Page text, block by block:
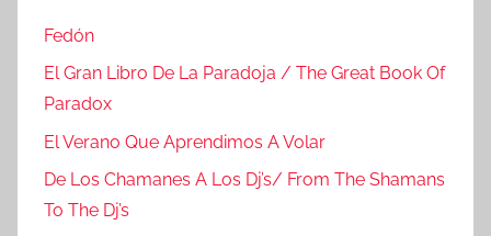
Fedón
El Gran Libro De La Paradoja / The Great Book Of
Paradox
El Verano Que Aprendimos A Volar
De Los Chamanes A Los Dj’s/ From The Shamans
To The Dj’s